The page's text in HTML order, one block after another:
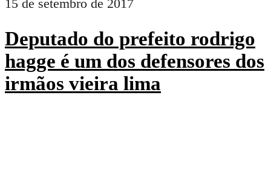
15 de setembro de 2017
Deputado do prefeito rodrigo
hagge é um dos defensores dos
irmãos vieira lima